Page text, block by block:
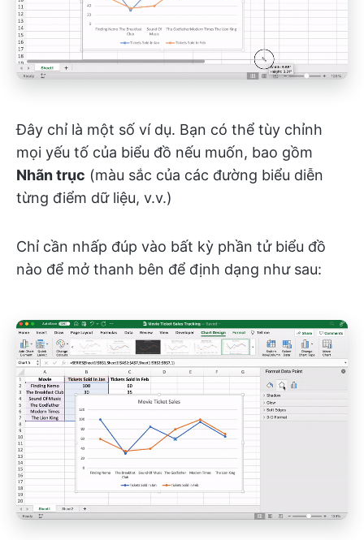
Đây chỉ là một số ví dụ. Bạn có thể tùy chỉnh
mọi yếu tố của biểu đồ nếu muốn, bao gồm
Nhãn trục (màu sắc của các đường biểu diễn
từng điểm dữ liệu, v.v.)
Chỉ cần nhấp đúp vào bất kỳ phần tử biểu đồ
nào để mở thanh bên để định dạng như sau: